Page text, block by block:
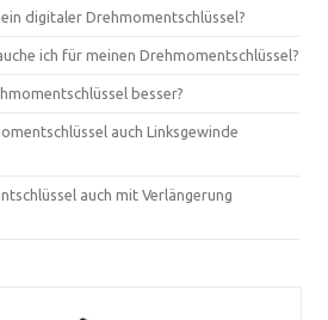
digitaler Drehmomentschlüssel?
ich für meinen Drehmomentschlüssel?
besser?
auch Linksgewinde
auch mit Verlängerung